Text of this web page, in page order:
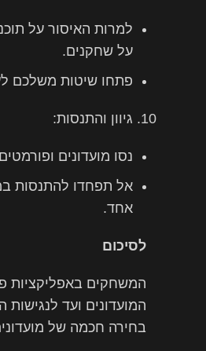
למרות האיסור על
על שחקנים.
פתחו שיטות משלכם
גיוון והתנסות:
נסו מועדונים
אל תפחדו להתנסות
אחד.
לסיכום
המשחקים באפליקציות
המועדונים ועד
בחירה חכמה של